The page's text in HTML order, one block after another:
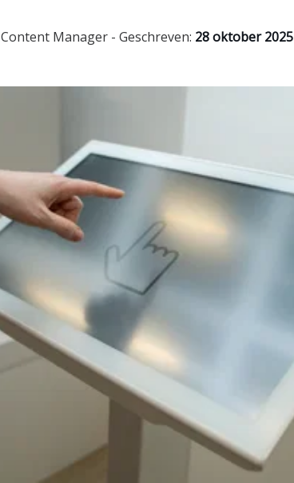
Content Manager - Geschreven: 28 oktober 2025